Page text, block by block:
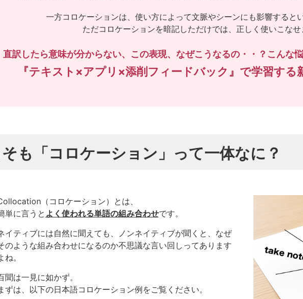
一方コロケーションは、使い方によって文脈やシーンにも影響すると
ただコロケーションを暗記しただけでは、正しく使いこなせ
直訳したら意味が分からない、この表現、なぜこうなるの・・？こんな
『テキスト×アプリ×添削フィードバック』で学習する
も「コロケーション」って一体なに？
（コロケーション）とは、
単に言うと よく使われる単語の組み合わせです。
イティブには自然に聞えても、ノンネイティブが聞くと、なぜ
のような組み合わせになるのか不思議な言い回しってあります
ね。
聞は一見に如かず。
ずは、以下の日本語コロケーション例をご覧ください。